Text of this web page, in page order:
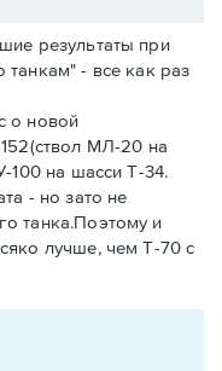
результаты при
- все как раз
о новой
МЛ-20 на
100 на шасси Т-34.
- но зато не
танка.Поэтому и
лучше, чем Т-70 с